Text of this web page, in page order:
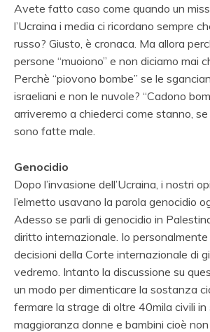
Avete fatto caso come quando un
l’Ucraina i media ci ricordano sempre
russo? Giusto, è cronaca. Ma allora
persone “muoiono” e non diciamo mai
Perchè “piovono bombe” se le
israeliani e non le nuvole? “Cadono
arriveremo a chiederci come stanno,
sono fatte male.
Genocidio
Dopo l’invasione dell’Ucraina, i nostri
l’elmetto usavano la parola genocidio
Adesso se parli di genocidio in
diritto internazionale. Io
decisioni della Corte internazionale di
vedremo. Intanto la discussione su
un modo per dimenticare la sostanza
fermare la strage di oltre 40mila civili
maggioranza donne e bambini cioè